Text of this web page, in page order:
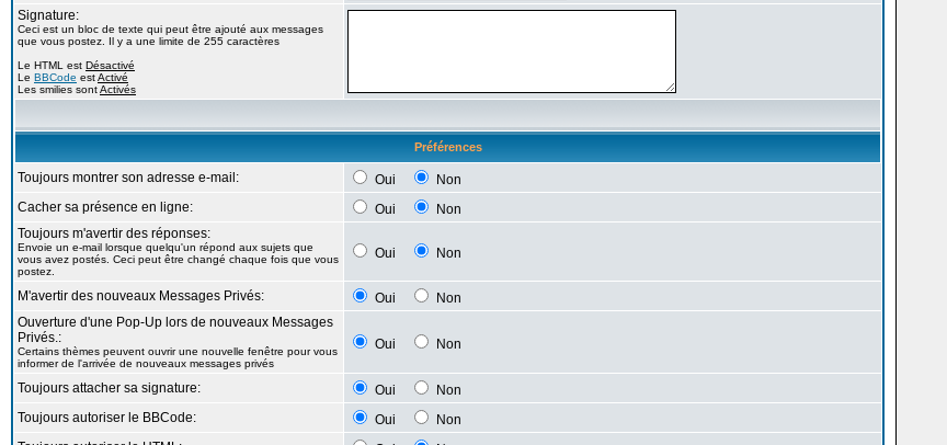
Signature:
Ceci est un bloc de texte qui peut être ajouté aux messages
que vous postez. Il y a une limite de 255 caractères
Le HTML est Désactivé
Le BBCode estActivé
Les smilies sontActivés
Préférences
Toujours montrer son adresse e-mail: Oui
Non
Cacher sa présence en ligne:
Oui
Non
Toujours m'avertir des réponses:
Envoie un e-mail lorsque quelqu'un répond aux sujets que
vous avez postés. Ceci peut être changé chaque fois que vous
postez.
Oui Non
M'avertir des nouveaux Messages Privés: Oui
Non
Ouverture d'une Pop-Up lors de nouveaux Messages
Privés.:
Certains thèmes peuvent ouvrir une nouvelle fenêtre pour vous
informer de l'arrivée de nouveaux messages privés
Oui Non
Toujours attacher sa signature: Oui
Non
Toujours autoriser le BBCode:
Oui
Non